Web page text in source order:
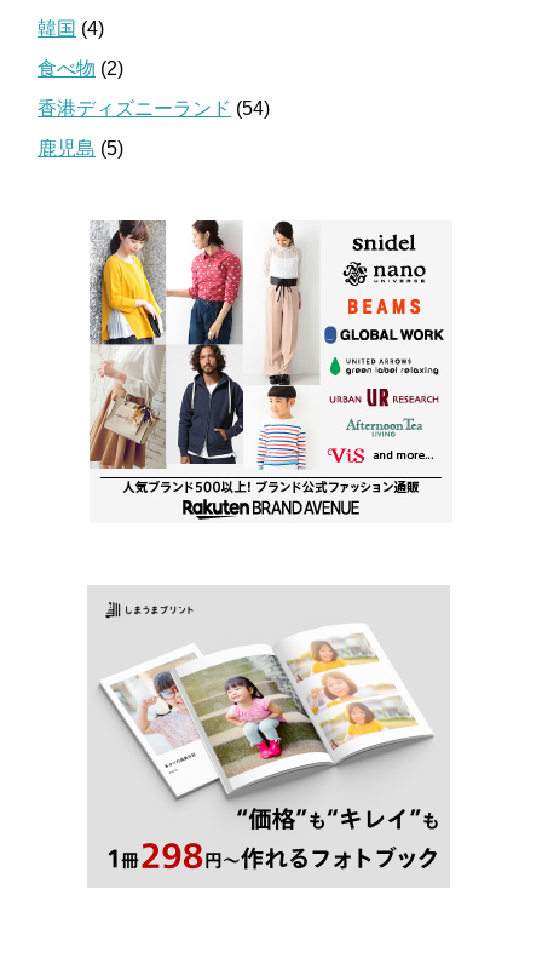
韓国 (4)
食べ物 (2)
香港ディズニーランド (54)
鹿児島 (5)